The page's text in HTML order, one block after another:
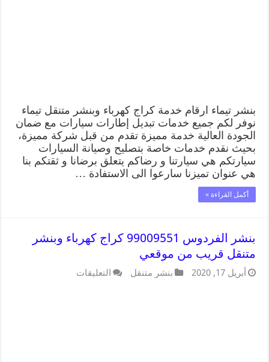
بنشر تيماء ارقام خدمة كراج كهرباء وبنشر متنقل تيماء
نوفر لكم جميع خدمات تبديل إطارات سيارات مع ضمان
الجودة العالية خدمة مميزة تقدم من قبل شركة مميزة،
بحيث نقدم خدمات خاصة بتصليح وصيانة السيارات
سيارتكم هي سيارتنا و رضاكم يتعلق برضانا و ثقتكم بنا
هي عنوان تميزنا سارعوا الى الاستفادة …
أكمل القراءة »
بنشر الفردوس 99009551 كراج كهرباء وبنشر
متنقل قريب من موقعي
أبريل 17, 2020 بنشر متنقل التعليقات